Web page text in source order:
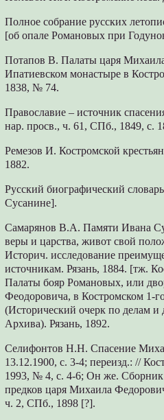
Полное собрание русских
[об опале Романовых при
Потапов В. Палаты царя
Ипатиевском монастыре в
1838, № 74.
Православие – источник
нар. просв., ч. 61, СПб., 1849, с.
Ремезов И. Костромской
1882.
Русский биографический
Сусанине].
Самарянов В.А. Памяти Ивана
веры и царства, живот свой
Историч. исследование
источникам. Рязань, 1884. [тж.
Палаты бояр Романовых, или
Феодоровича, в Костромском 1-
(Исторический очерк по делам и
Архива). Рязань, 1892.
Селифонтов Н.Н. Спасение
13.12.1900, с. 3-4; переизд.: //
1993, № 4, с. 4-6; Он же. Сборник
предков царя Михаила
ч. 2, СПб., 1898 [?].